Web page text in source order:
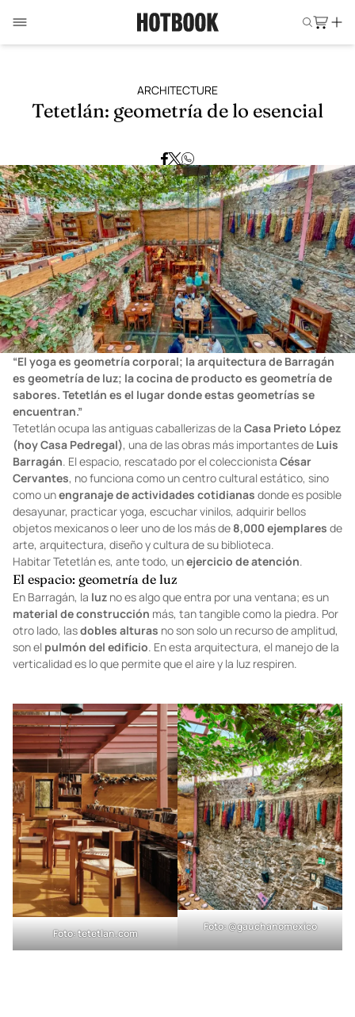
ARCHITECTURE
“El yoga es geometría corporal; la arquitectura de Barragán
es geometría de luz; la cocina de producto es geometría de
sabores. Tetetlán es el lugar donde estas geometrías se
encuentran.”
Tetetlán ocupa las antiguas caballerizas de laCasa Prieto López
(hoy Casa Pedregal), una de las obras más importantes deLuis
Barragán. El espacio, rescatado por el coleccionistaCésar
Cervantes, no funciona como un centro cultural estático, sino
como unengranaje de actividades cotidianasdonde es posible
desayunar, practicar yoga, escuchar vinilos, adquirir bellos
objetos mexicanos o leer uno de los más de
arte, arquitectura, diseño y cultura de su biblioteca.
Habitar Tetetlán es, ante todo, unejercicio de atención.
El espacio: geometría de luz
En Barragán, laluzno es algo que entra por una ventana; es un
otro lado, lasdobles alturasno son solo un recurso de amplitud,
son elpulmón del edificio. En esta arquitectura, el manejo de la
verticalidad es lo que permite que el aire y la luz respiren.